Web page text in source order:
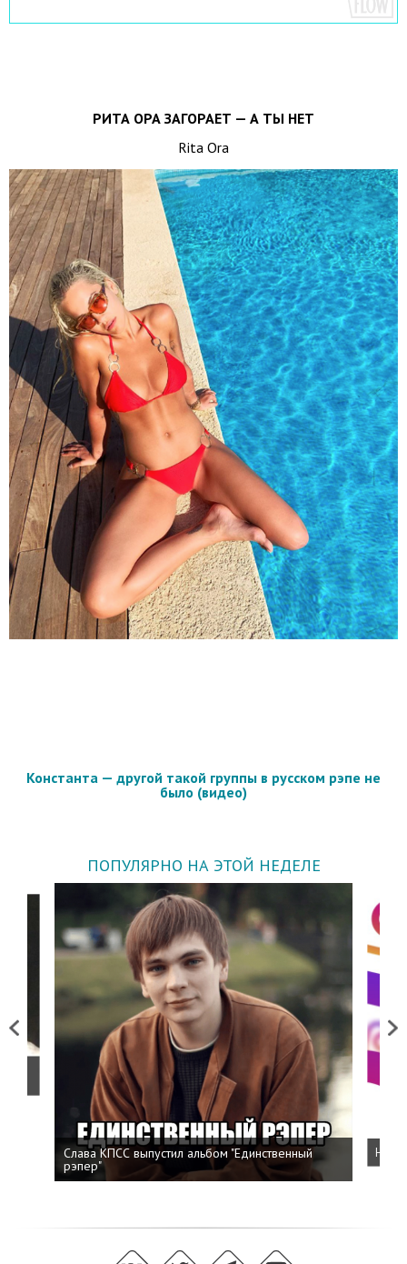
РИТА ОРА ЗАГОРАЕТ — А ТЫ НЕТ
Rita Ora
Константа — другой такой группы в русском рэпе не
было (видео)
ПОПУЛЯРНО НА ЭТОЙ НЕДЕЛЕ
Previous
Слава КПСС выпустил альбом "Единственный
рэпер"
Next